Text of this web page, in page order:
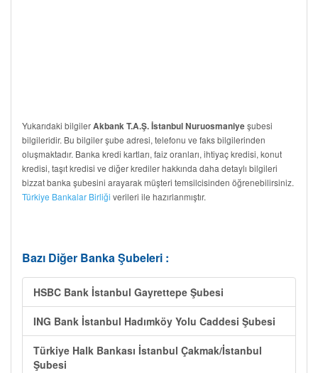
Yukarıdaki bilgilerAkbank T.A.Ş. İstanbul Nuruosmaniyeşubesi
bilgileridir. Bu bilgiler şube adresi, telefonu ve faks bilgilerinden
oluşmaktadır. Banka kredi kartları, faiz oranları, ihtiyaç kredisi, konut
kredisi, taşıt kredisi ve diğer krediler hakkında daha detaylı bilgileri
bizzat banka şubesini arayarak müşteri temsilcisinden öğrenebilirsiniz.
Türkiye Bankalar Birliği verileri ile hazırlanmıştır.
Bazı Diğer Banka Şubeleri :
HSBC Bank İstanbul Gayrettepe Şubesi
ING Bank İstanbul Hadımköy Yolu Caddesi Şubesi
Türkiye Halk Bankası İstanbul Çakmak/İstanbul
Şubesi